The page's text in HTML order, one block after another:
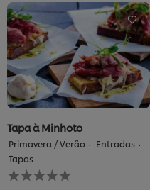
recipe
Tapa à Minhoto
Primavera / Verão
Entradas
Tapas
Nenhuma
avaliação